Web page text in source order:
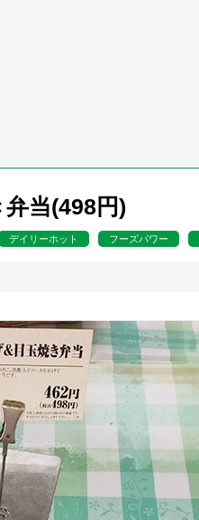
当(498円)
デイリーホット フーズパワー